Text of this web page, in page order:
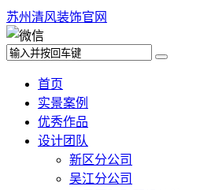
苏州清风装饰官网
首页
实景案例
优秀作品
设计团队
新区分公司
吴江分公司